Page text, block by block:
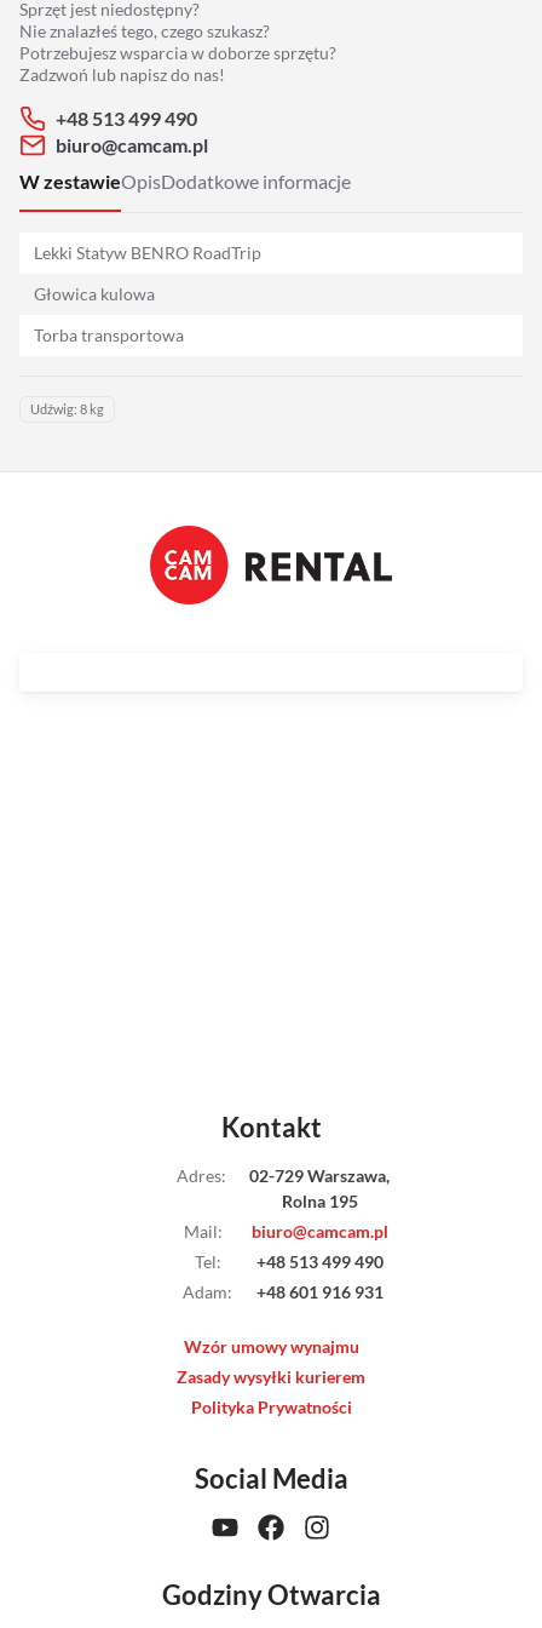
Sprzęt jest niedostępny?
Nie znalazłeś tego, czego szukasz?
Potrzebujesz wsparcia w doborze sprzętu?
Zadzwoń lub napisz do nas!
+48 513 499 490
biuro@camcam.pl
W zestawieOpisDodatkowe informacje
Lekki Statyw BENRO RoadTrip
Głowica kulowa
Torba transportowa
Udźwig: 8 kg
Adaptery
Drony
Platformy 360
Grip
Kontakt
Adres:
02-729 Warszawa,
Rolna 195
Mail:
biuro@camcam.pl
Tel:
+48 513 499 490
Adam: +48 601 916 931
Wzór umowy wynajmu
Zasady wysyłki kurierem
Polityka Prywatności
Social Media
Godziny Otwarcia